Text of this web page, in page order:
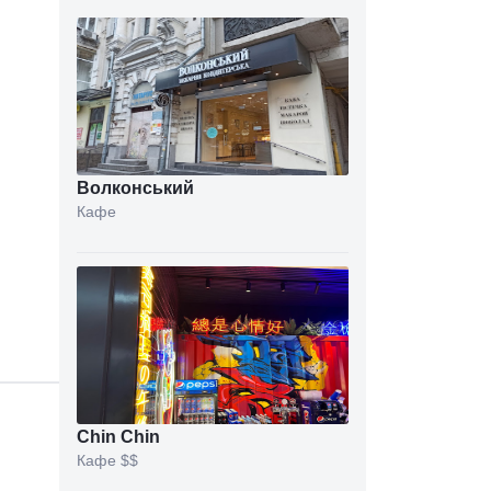
Волконський
Кафе
Chin Chin
Кафе $$